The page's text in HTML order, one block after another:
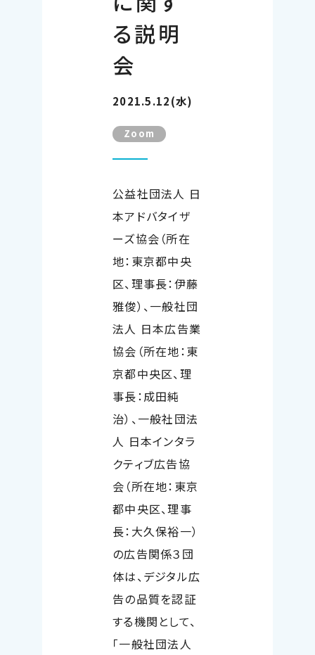
る説明
会
2021.5.12(水)
Zoom
公益社団法人 日
本アドバタイザ
ーズ協会（所在
地：東京都中央
区、理事長：伊藤
雅俊）、一般社団
法人 日本広告業
協会（所在地：東
京都中央区、理
事長：成田純
治）、一般社団法
人 日本インタラ
クティブ広告協
会（所在地：東京
都中央区、理事
長：大久保裕一）
の広告関係３団
体は、デジタル広
告の品質を認証
する機関として、
「一般社団法人